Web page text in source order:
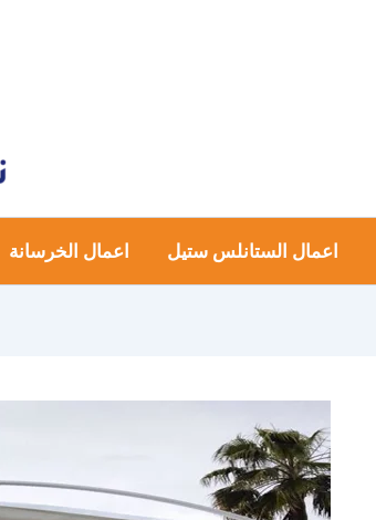
اعمال الستانلس ستيل اعمال الخرسانة